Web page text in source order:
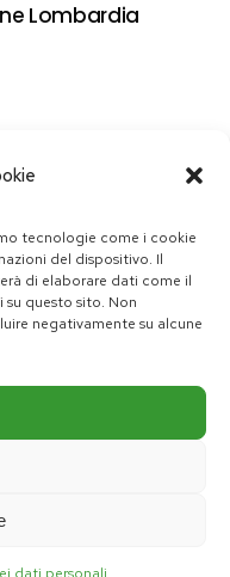
tecnologie come i cookie
del dispositivo. Il
di elaborare dati come il
questo sito. Non
negativamente su alcune
Lombardia
sui cookie